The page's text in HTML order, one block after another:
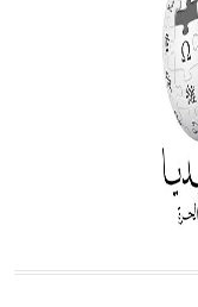
في البحر ويتركب
شديد الحمرة وهو
اعتمادها مصطلحاً